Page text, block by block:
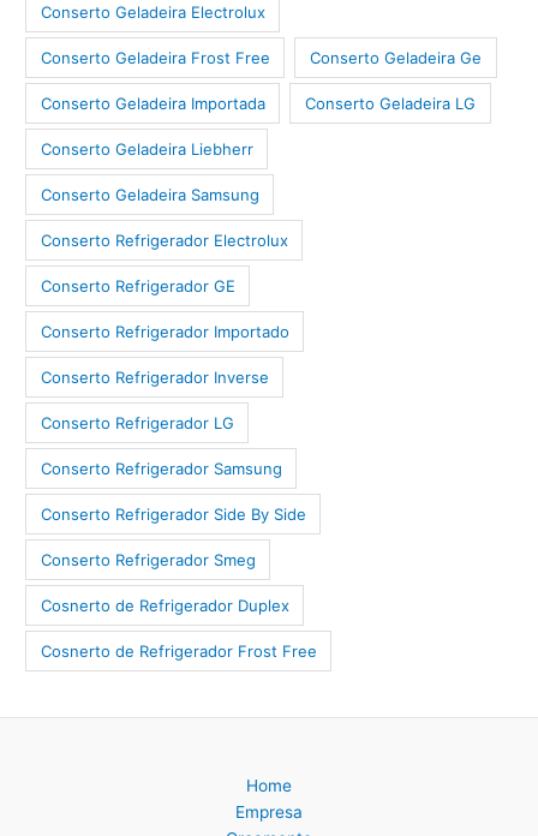
Conserto Geladeira Electrolux
Conserto Geladeira Frost Free Conserto Geladeira Ge
Conserto Geladeira Importada Conserto Geladeira LG
Conserto Geladeira Liebherr
Conserto Geladeira Samsung
Conserto Refrigerador Electrolux
Conserto Refrigerador GE
Conserto Refrigerador Importado
Conserto Refrigerador Inverse
Conserto Refrigerador LG
Conserto Refrigerador Samsung
Conserto Refrigerador Side By Side
Conserto Refrigerador Smeg
Cosnerto de Refrigerador Duplex
Cosnerto de Refrigerador Frost Free
Home
Empresa